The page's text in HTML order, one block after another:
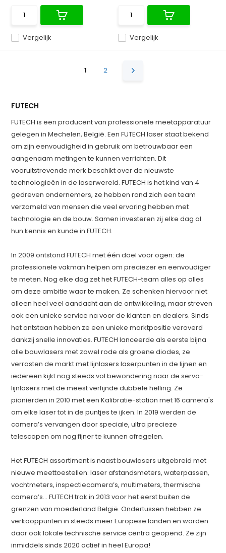
Vergelijk Vergelijk
1 2
FUTECH
FUTECH is een producent van professionele meetapparatuur
gelegen in Mechelen, België. Een FUTECH laser staat bekend
om zijn eenvoudigheid in gebruik om betrouwbaar een
aangenaam metingen te kunnen verrichten. Dit
vooruitstrevende merk beschikt over de nieuwste
technologieën in de laserwereld. FUTECH is het kind van 4
gedreven ondernemers, ze hebben rond zich een team
verzameld van mensen die veel ervaring hebben met
technologie en de bouw. Samen investeren zij elke dag al
hun kennis en kunde in FUTECH.
In 2009 ontstond FUTECH met één doel voor ogen: de
professionele vakman helpen om preciezer en eenvoudiger
te meten. Nog elke dag zet het FUTECH-team alles op alles
om deze ambitie waar te maken. Ze schenken hiervoor niet
alleen heel veel aandacht aan de ontwikkeling, maar streven
ook een unieke service na voor de klanten en dealers. Sinds
het ontstaan hebben ze een unieke marktpositie veroverd
dankzij snelle innovaties. FUTECH lanceerde als eerste bijna
alle bouwlasers met zowel rode als groene diodes, ze
verrasten de markt met lijnlasers laserpunten in de lijnen en
iedereen kijkt nog steeds vol bewondering naar de servo-
lijnlasers met de meest verfijnde dubbele helling. Ze
pionierden in 2010 met een Kalibratie-station met 16 camera's
om elke laser tot in de puntjes te ijken. In 2019 werden de
camera’s vervangen door speciale, ultra precieze
telescopen om nog fijner te kunnen afregelen.
Het FUTECH assortiment is naast bouwlasers uitgebreid met
nieuwe meettoestellen: laser afstandsmeters, waterpassen,
vochtmeters, inspectiecamera’s, multimeters, thermische
camera’s… FUTECH trok in 2013 voor het eerst buiten de
grenzen van moederland België. Ondertussen hebben ze
verkooppunten in steeds meer Europese landen en worden
daar ook lokale technische service centra geopend. Ze zijn
inmiddels sinds 2020 actief in heel Europa!